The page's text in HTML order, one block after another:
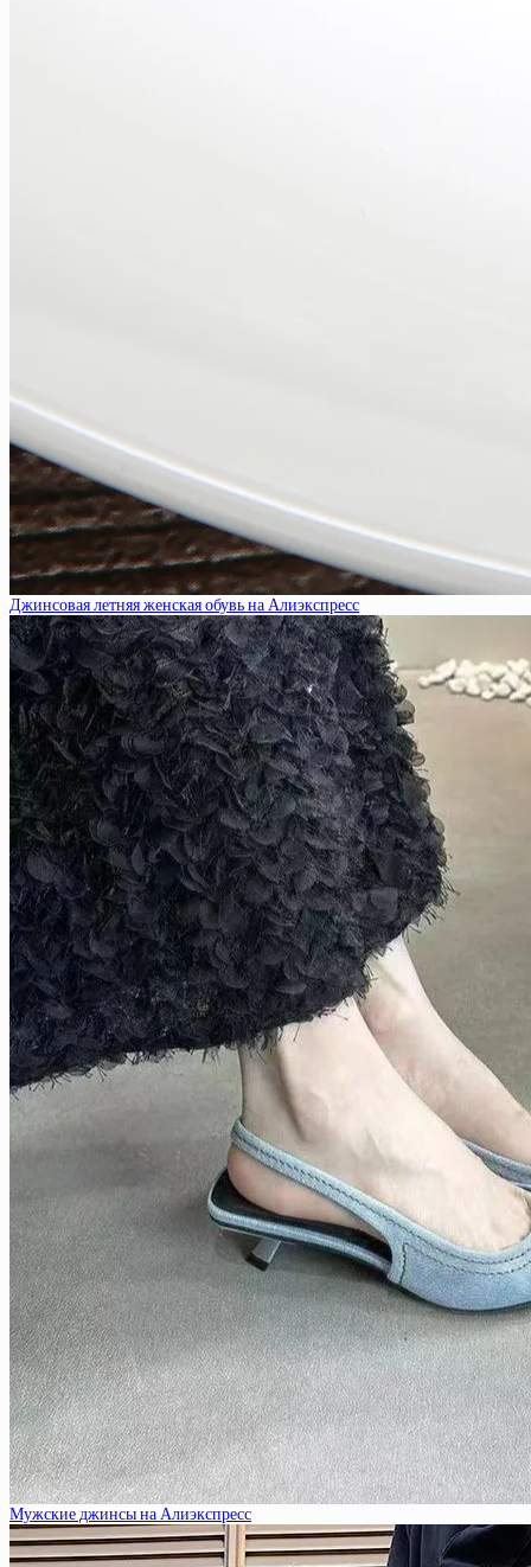
Джинсовая летняя женская обувь на Алиэкспресс
Мужские джинсы на Алиэкспресс